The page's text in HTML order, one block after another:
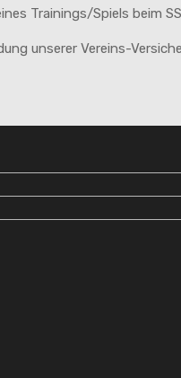
Trainings/Spiels beim
unserer Vereins-